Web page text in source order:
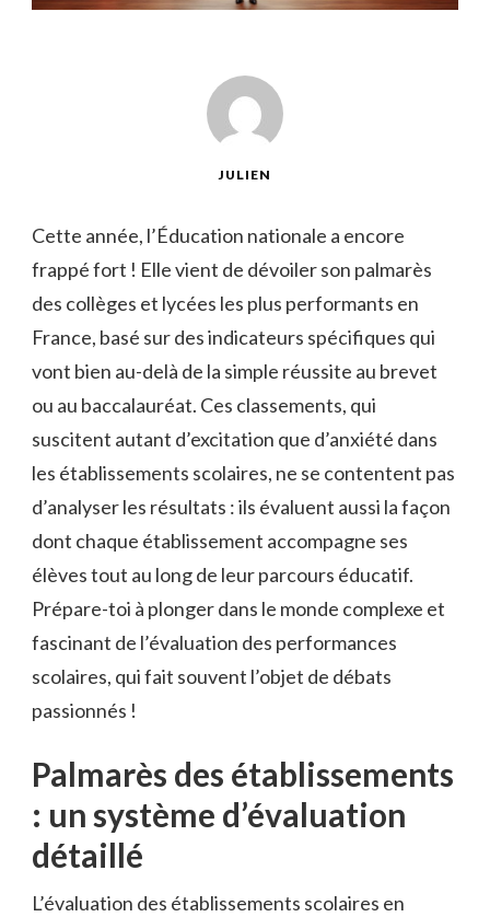
JULIEN
Cette année, l’Éducation nationale a encore
frappé fort ! Elle vient de dévoiler son palmarès
des collèges et lycées les plus performants en
France, basé sur des indicateurs spécifiques qui
vont bien au-delà de la simple réussite au brevet
ou au baccalauréat. Ces classements, qui
suscitent autant d’excitation que d’anxiété dans
les établissements scolaires, ne se contentent pas
d’analyser les résultats : ils évaluent aussi la façon
dont chaque établissement accompagne ses
élèves tout au long de leur parcours éducatif.
Prépare-toi à plonger dans le monde complexe et
fascinant de l’évaluation des performances
scolaires, qui fait souvent l’objet de débats
passionnés !
Palmarès des établissements
: un système d’évaluation
détaillé
L’évaluation des établissements scolaires en